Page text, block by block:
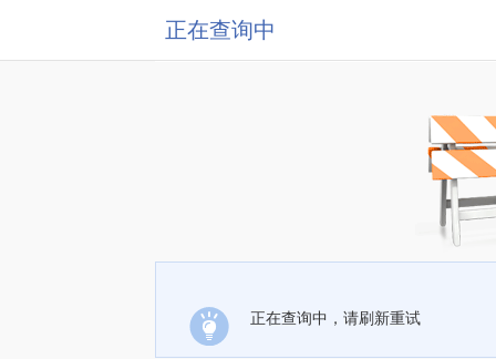
正在查询中
正在查询中，请刷新重试